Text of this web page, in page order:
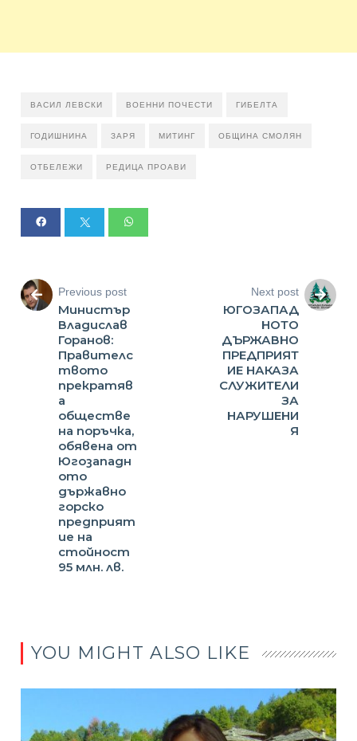
ВАСИЛ ЛЕВСКИ ВОЕННИ ПОЧЕСТИ ГИБЕЛТА
ГОДИШНИНА ЗАРЯ МИТИНГ ОБЩИНА СМОЛЯН
ОТБЕЛЕЖИ РЕДИЦА ПРОАВИ
Previous post
Министър
Владислав
Горанов:
Правителс
твото
прекратяв
а
обществе
на поръчка,
обявена от
Югозападн
ото
държавно
горско
предприят
ие на
стойност
95 млн. лв.
Next post
ЮГОЗАПАД
НОТО
ДЪРЖАВНО
ПРЕДПРИЯТ
ИЕ НАКАЗА
СЛУЖИТЕЛИ
ЗА
НАРУШЕНИ
Я
YOU MIGHT ALSO LIKE